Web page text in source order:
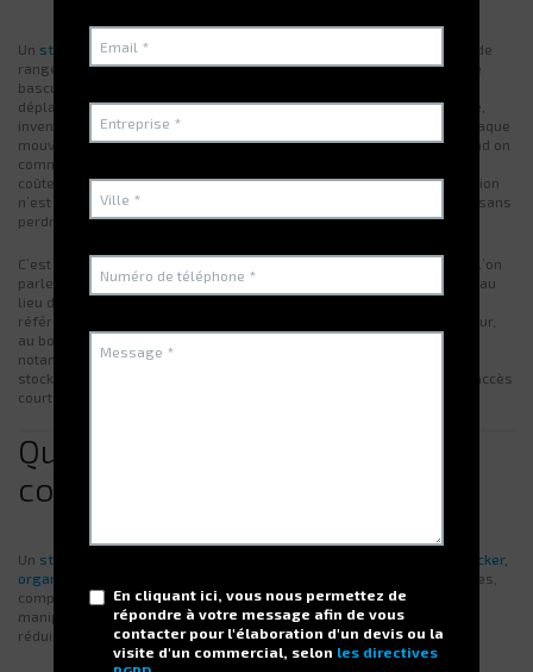
Un stockeur
n’est pas juste un “meuble plus grand” ou une solution de
rangement plus propre. Dans beaucoup d’industries, c’est le point de
bascule entre une gestion de stock subie — références dispersées,
déplacements incessants, erreurs de prélèvement, stock introuvable,
inventaires pénibles — et une organisation réellement pilotée, où chaque
mouvement devient traçable, sécurisé et beaucoup plus rapide. Quand on
commence à multiplier les références, à gérer des consommables
coûteux, des pièces critiques ou des composants sensibles, la question
n’est plus “où je les mets”, mais “comment je les mets à disposition sans
perdre de temps et sans créer de risques”.
C’est précisément là qu’un
prend tout son sens. Et lorsque l’on
parle de
stockage rotatif, on parle d’une logique simple et efficace : au
lieu de faire marcher les opérateurs dans l’entrepôt, ce sont les
références qui viennent jusqu’à eux, au bon endroit, à la bonne hauteur,
au bon moment. Chez
notamment avec lestockeur rotatif vertical TITAN
stockage et la sécurisation de petites références avec des temps d’accès
courts.
Qu’est-ce qu’un stockeur,
concrètement ?
Un stockeur
stocker,
organiser et distribuer
des articles (pièces détachées, consommables,
composants, échantillons, petites fournitures…) en limitant les
manipulations inutiles. Son objectif est triple : améliorer l’efficacité,
réduire l’encombrement et renforcer le contrôle.
En cliquant ici, vous nous permettez de
répondre à votre message afin de vous
contacter pour l'élaboration d'un devis ou la
visite d'un commercial, selon les directives